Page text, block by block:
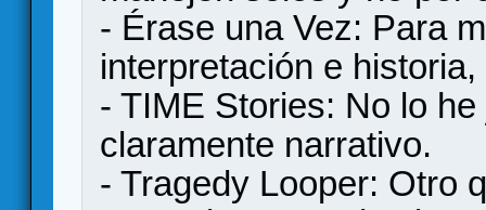
- Érase una Vez: Para
interpretación e
- TIME Stories: No lo
claramente narrativo.
- Tragedy Looper: Otro